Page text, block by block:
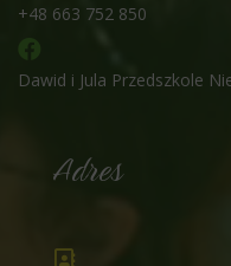
+48 663 752 850
Dawid i Jula Przedszkole
Adres